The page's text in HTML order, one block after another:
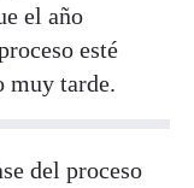
el año
esté
muy tarde.
del proceso